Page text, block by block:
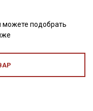
можете подобрать